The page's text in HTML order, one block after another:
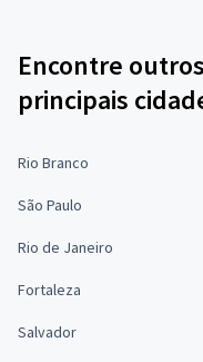
Encontre
principais
Rio Branco
São Paulo
Rio de Janeiro
Fortaleza
Salvador